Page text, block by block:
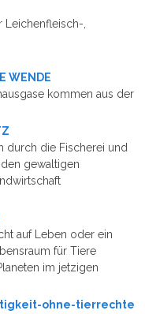
Leichenfleisch-,
WENDE
kommen aus der
durch die Fischerei und
gewaltigen
auf Leben oder ein
für Tiere
im jetzigen
ohne-tierrechte